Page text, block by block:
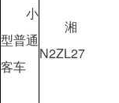
小
型普通
客车
湘
N2ZL27